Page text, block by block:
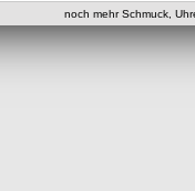
noch mehr Schmuck,
eCommerce